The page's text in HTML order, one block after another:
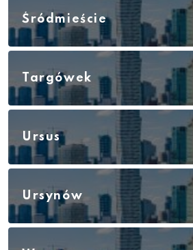
Śródmieście
Targówek
Ursus
Ursynów